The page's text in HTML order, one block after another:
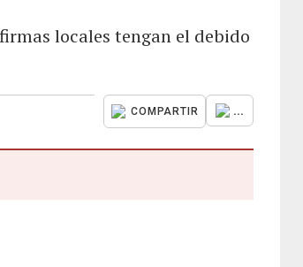
locales tengan el debido
COMPARTIR ...